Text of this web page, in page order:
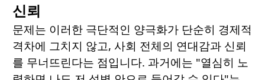
신뢰
문제는 이러한 극단적인 양극화가 단순히 경제적
격차에 그치지 않고, 사회 전체의 연대감과 신뢰
를 무너뜨린다는 점입니다. 과거에는 "열심히 노